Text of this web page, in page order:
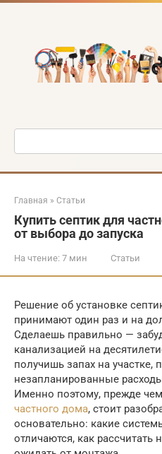
Перейти
Поиск:
Главная » Статьи
Купить септик для
от выбора до запуска
На чтение: 7 мин Статьи
Решение об установке
принимают один раз и на
Сделаешь правильно —
канализацией на
получишь запах на
незапланированные
Именно поэтому, прежде чем
частного дома, стоит
основательно: какие
отличаются, как